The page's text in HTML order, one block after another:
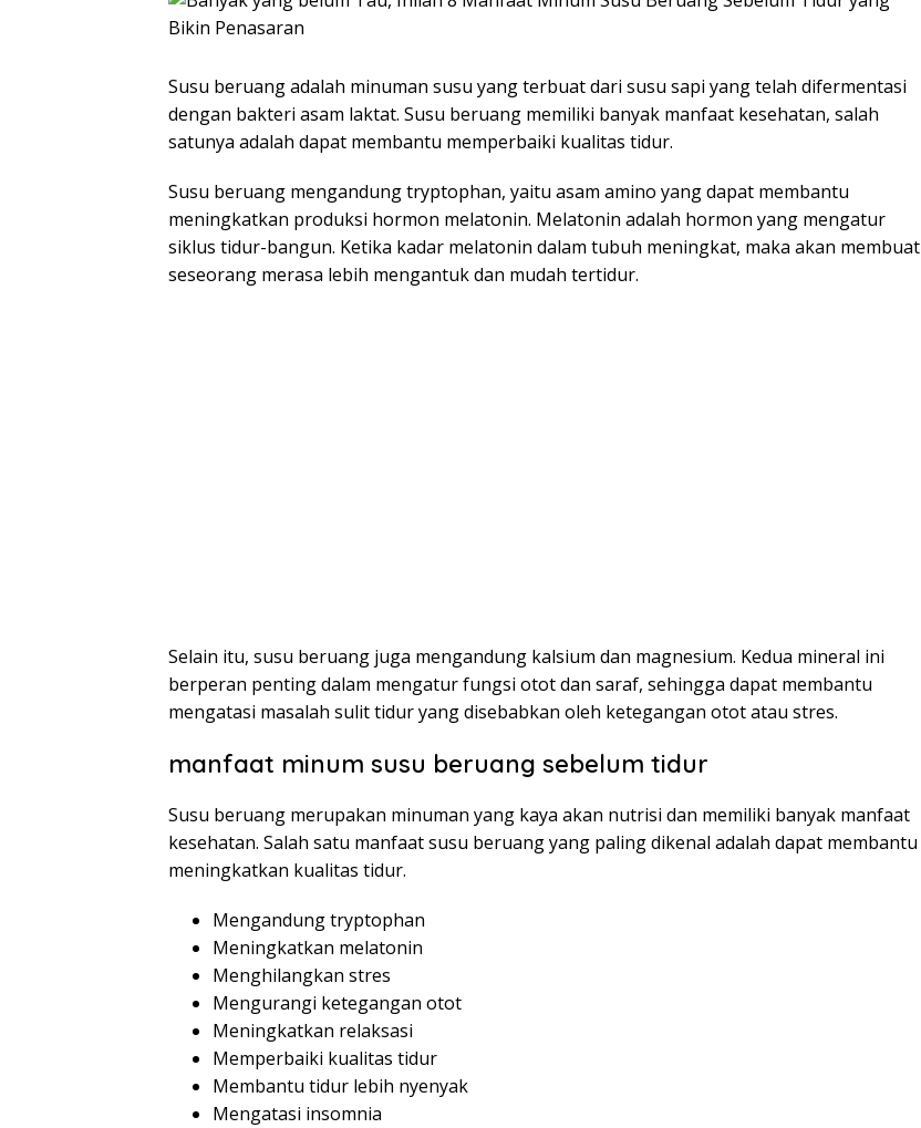
Susu beruang adalah minuman susu yang terbuat dari susu sapi yang telah difermentasi
dengan bakteri asam laktat. Susu beruang memiliki banyak manfaat kesehatan, salah
satunya adalah dapat membantu memperbaiki kualitas tidur.
Susu beruang mengandung tryptophan, yaitu asam amino yang dapat membantu
meningkatkan produksi hormon melatonin. Melatonin adalah hormon yang mengatur
siklus tidur-bangun. Ketika kadar melatonin dalam tubuh meningkat, maka akan membuat
seseorang merasa lebih mengantuk dan mudah tertidur.
Selain itu, susu beruang juga mengandung kalsium dan magnesium. Kedua mineral ini
berperan penting dalam mengatur fungsi otot dan saraf, sehingga dapat membantu
mengatasi masalah sulit tidur yang disebabkan oleh ketegangan otot atau stres.
manfaat minum susu beruang sebelum tidur
Susu beruang merupakan minuman yang kaya akan nutrisi dan memiliki banyak manfaat
kesehatan. Salah satu manfaat susu beruang yang paling dikenal adalah dapat membantu
meningkatkan kualitas tidur.
Mengandung tryptophan
Meningkatkan melatonin
Menghilangkan stres
Mengurangi ketegangan otot
Meningkatkan relaksasi
Memperbaiki kualitas tidur
Membantu tidur lebih nyenyak
Mengatasi insomnia